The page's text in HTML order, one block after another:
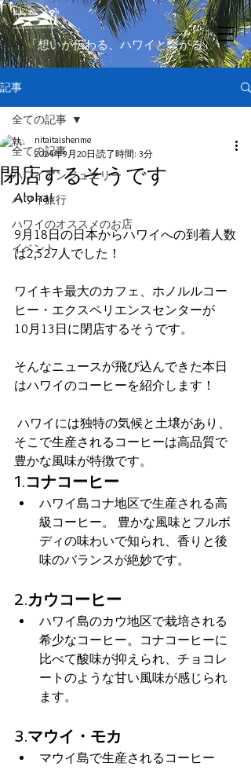
​「想いが伝わる、ハワイと繋がる」
記事
全ての記事
ハワイアンジュエリー
ハワイ旅行
ハワイのオススメのお店
イベント
全ての記事
閉店するそうです
nitaitaishenme
2024年9月20日 読了時間: 3分
Aloha!
9月18日の日本からハワイへの到着人数
は2,527人でした！
ワイキキ最大のカフェ、ホノルルコー
ヒー・エクスペリエンスセンターが
10月13日に閉店するそうです。
そんなニュースが飛び込んできた本日
はハワイのコーヒーを紹介します！
そこで生産されるコーヒーは高品質で
豊かな風味が特徴です。
1.コナコーヒー
ハワイ島コナ地区で生産される高
級コーヒー。 豊かな風味とフルボ
ディの味わいで知られ、香りと後
味のバランスが絶妙です。
2.カウコーヒー
ハワイ島のカウ地区で栽培される
希少なコーヒー。コナコーヒーに
比べて酸味が抑えられ、チョコレ
ートのような甘い風味が感じられ
ます。
3.マウイ・モカ
マウイ島で生産されるコーヒー